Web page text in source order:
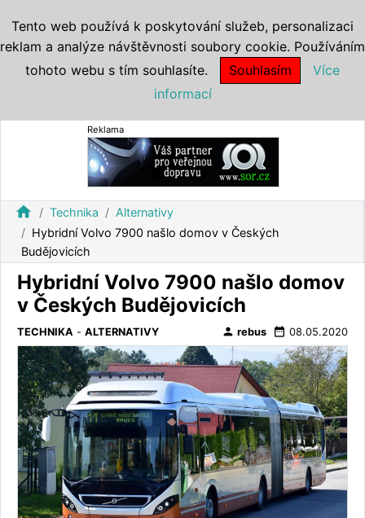
Reklama
home Technika
Alternativy
Hybridní Volvo 7900 našlo domov v Českých
Budějovicích
Hybridní Volvo 7900 našlo domov
v Českých Budějovicích
TECHNIKA - ALTERNATIVY person rebus date_range 08.05.2020
Tento web používá k poskytování služeb, personalizaci
reklam a analýze návštěvnosti soubory cookie. Používáním
tohoto webu s tím souhlasíte.
Souhlasím
Více
informací